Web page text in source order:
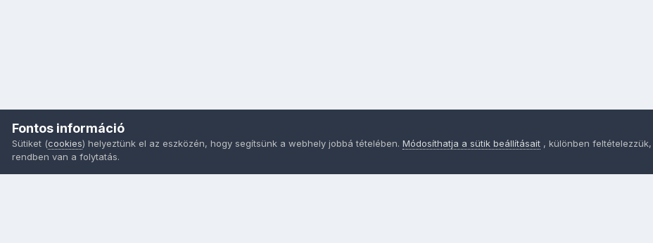
Fontos információ
Sütiket (cookies) helyeztünk el az eszközén, hogy segítsünk a webhely jobbá tételében. Módosíthatja a sütik beállításait , különben
rendben van a folytatás.